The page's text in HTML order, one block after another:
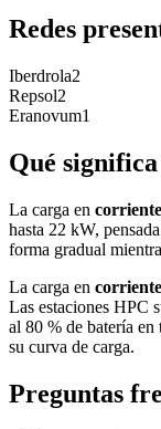
Redes
Iberdrola2
Repsol2
Eranovum1
Qué
La carga en
hasta 22 kW,
forma gradual
La carga en
Las estaciones HPC
al 80 % de batería en
su curva de carga.
Preguntas